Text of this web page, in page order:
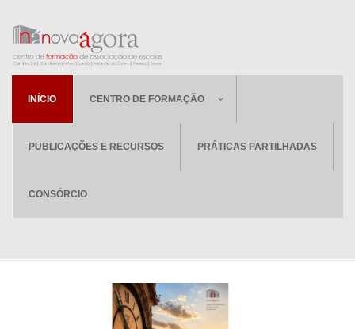
INÍCIO CENTRO DE FORMAÇÃO
PUBLICAÇÕES E RECURSOS PRÁTICAS PARTILHADAS
CONSÓRCIO